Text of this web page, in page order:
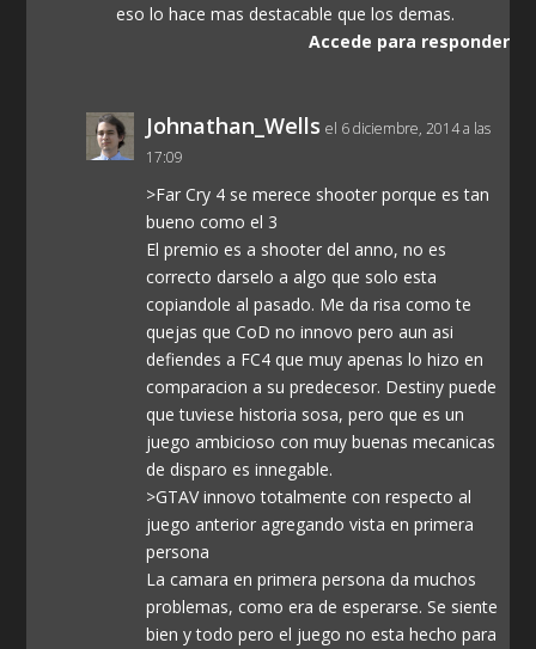
eso lo hace mas destacable que los demas.
Accede para responder
Johnathan_Wells el 6 diciembre, 2014 a las
17:09
>Far Cry 4 se merece shooter porque es tan
bueno como el 3
El premio es a shooter del anno, no es
correcto darselo a algo que solo esta
copiandole al pasado. Me da risa como te
quejas que CoD no innovo pero aun asi
defiendes a FC4 que muy apenas lo hizo en
comparacion a su predecesor. Destiny puede
que tuviese historia sosa, pero que es un
juego ambicioso con muy buenas mecanicas
de disparo es innegable.
>GTAV innovo totalmente con respecto al
juego anterior agregando vista en primera
persona
La camara en primera persona da muchos
problemas, como era de esperarse. Se siente
bien y todo pero el juego no esta hecho para